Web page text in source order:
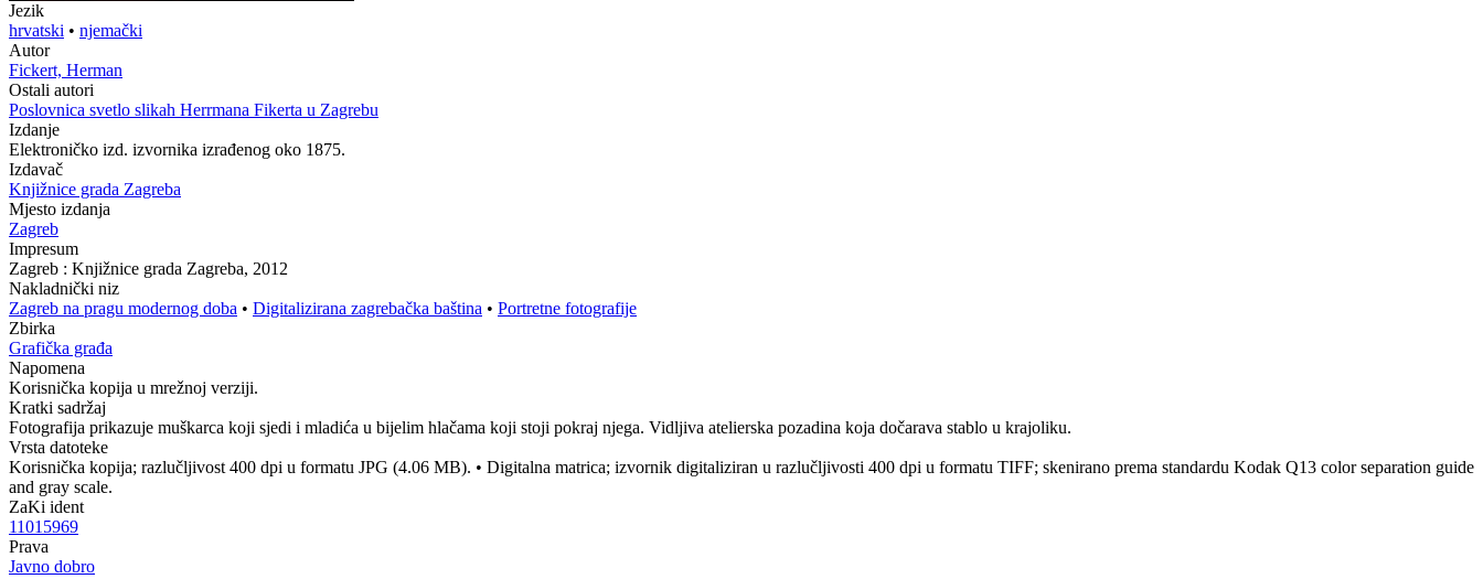
Jezik
hrvatski • njemački
Autor
Fickert, Herman
Ostali autori
Poslovnica svetlo slikah Herrmana Fikerta u Zagrebu
Izdanje
Elektroničko izd. izvornika izrađenog oko 1875.
Izdavač
Knjižnice grada Zagreba
Mjesto izdanja
Zagreb
Impresum
Zagreb : Knjižnice grada Zagreba, 2012
Nakladnički niz
Zagreb na pragu modernog doba • Digitalizirana zagrebačka baština • Portretne fotografije
Zbirka
Grafička građa
Napomena
Korisnička kopija u mrežnoj verziji.
Kratki sadržaj
Fotografija prikazuje muškarca koji sjedi i mladića u bijelim hlačama koji stoji pokraj njega. Vidljiva atelierska pozadina koja dočarava stablo u krajoliku.
Vrsta datoteke
Korisnička kopija; razlučljivost 400 dpi u formatu JPG (4.06 MB). • Digitalna matrica; izvornik digitaliziran u razlučljivosti 400 dpi u formatu TIFF; skenirano prema standardu Kodak Q13 color separation guide
and gray scale.
ZaKi ident
11015969
Prava
Javno dobro